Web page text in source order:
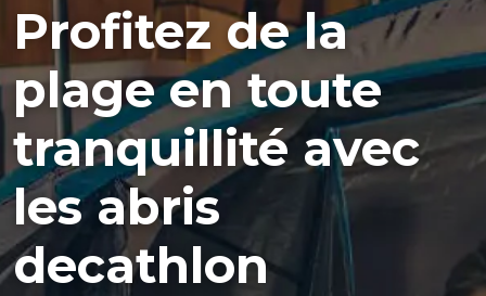
Profitez de la
plage en toute
tranquillité avec
les abris
decathlon